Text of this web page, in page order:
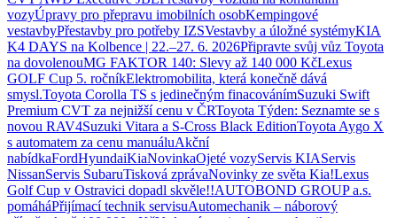
vozyÚpravy pro přepravu imobilních osobKempingové
vestavbyPřestavby pro potřeby IZSVestavby a úložné systémyKIA
K4 DAYS na Kolbence | 22.–27. 6. 2026Připravte svůj vůz Toyota
na dovolenouMG FAKTOR 140: Slevy až 140 000 KčLexus
GOLF Cup 5. ročníkElektromobilita, která konečně dává
smysl.Toyota Corolla TS s jedinečným finacovánímSuzuki Swift
Premium CVT za nejnižší cenu v ČRToyota Týden: Seznamte se s
novou RAV4Suzuki Vitara a S-Cross Black EditionToyota Aygo X
s automatem za cenu manuáluAkční
nabídkaFordHyundaiKiaNovinkaOjeté vozyServis KIAServis
NissanServis SubaruTisková zprávaNovinky ze světa Kia!Lexus
Golf Cup v Ostravici dopadl skvěle!!AUTOBOND GROUP a.s.
pomáháPřijímací technik servisuAutomechanik – náborový